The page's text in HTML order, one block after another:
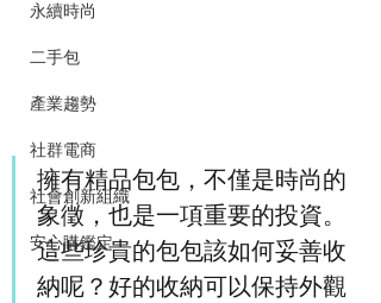
永續時尚
二手包
產業趨勢
社群電商
社會創新組織
安心購鑑定
擁有精品包包，不僅是時尚的
象徵，也是一項重要的投資。
這些珍貴的包包該如何妥善收
納呢？好的收納可以保持外觀